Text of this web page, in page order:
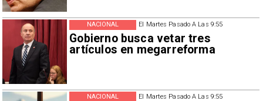
El Martes Pasado A Las 9:55
Gobierno busca vetar tres
artículos en megarreforma
NACIONAL
El Martes Pasado A Las 9:55
NACIONAL